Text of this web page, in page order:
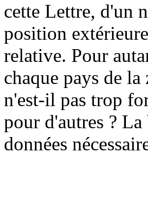
cette Lettre, d'un
position
relative. Pour
chaque pays de
n'est-il pas trop
pour d'autres ?
données